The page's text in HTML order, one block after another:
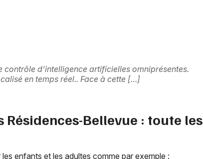
Sorties & loisirs
Territoire de Belfort
Franche-Comté
Toulouse
Toutes les villes
contrôle d’intelligence artificielles omniprésentes.
en temps réel.. Face à cette […]
Bellevue : toute les
enfants et les adultes comme par exemple :